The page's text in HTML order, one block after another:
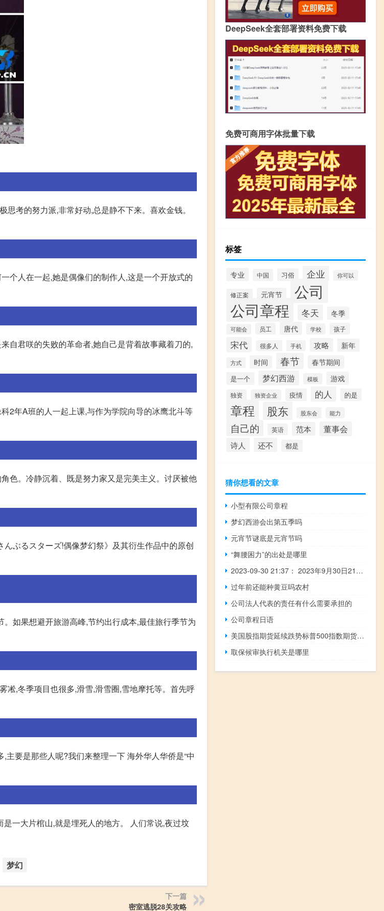
考的努力派,非常好动,总是静不下来。喜欢金钱。
个人在一起,她是偶像们的制作人,这是一个开放式的
自君咲的失败的革命者,她自己是背着故事藏着刀的,
2年A班的人一起上课,与作为学院向导的冰鹰北斗等
色。冷静沉着、既是努力家又是完美主义。讨厌被他
ぶるスターズ!偶像梦幻祭》及其衍生作品中的原创
如果想避开旅游高峰,节约出行成本,最佳旅行季节为
凇,冬季项目也很多,滑雪,滑雪圈,雪地摩托等。首先呼
主要是那些人呢?我们来整理一下 海外华人华侨是“中
一大片棺山,就是埋死人的地方。 人们常说,夜过坟
梦幻
下一篇
密室逃脱28关攻略
DeepSeek全套部署资料免费下载
免费可商用字体批量下载
标签
专业 中国 习俗 企业 你可以
修正案 元宵节 公司
公司章程 冬天 冬季
可能会 员工 唐代 学校 孩子
宋代 很多人 手机 攻略 新年
方式 时间 春节 春节期间
是一个 梦幻西游 模板 游戏
独资 独资企业 疫情 的人 的是
章程 股东 股东会 能力
自己的 英语 范本 董事会
诗人 还不 都是
猜你想看的文章
小型有限公司章程
梦幻西游会出第五季吗
元宵节谜底是元宵节吗
“舞腰困力”的出处是哪里
2023-09-30 21:37： 2023年9月30日21时26分，G25长深高速南京段由杭州往连云港方向2100K白马收费站附近事故处理结束，现场交通恢复通行。 ​​​
过年前还能种黄豆吗农村
公司法人代表的责任有什么需要承担的
公司章程日语
美国股指期货延续跌势标普500指数期货和纳斯达克期货下跌约0.5%道琼斯指数期货下跌0.39%
取保候审执行机关是哪里